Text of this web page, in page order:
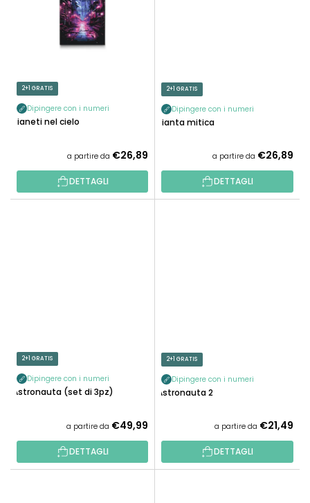
2+1 GRATIS
Dipingere con i numeri
Pianeti nel cielo
a partire da €26,89
DETTAGLI
2+1 GRATIS
Dipingere con i numeri
Pianta mitica
a partire da €26,89
DETTAGLI
2+1 GRATIS
Dipingere con i numeri
Astronauta (set di 3pz)
a partire da €49,99
DETTAGLI
2+1 GRATIS
Dipingere con i numeri
Astronauta 2
a partire da €21,49
DETTAGLI